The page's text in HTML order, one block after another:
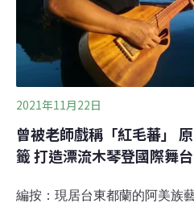
遭法院拍賣，這樣目的不明確
實為虛耗國家資源，請營建署
案，地球公民基金會發出以下六
2021年11月22日
曾被老師戲稱「紅毛蕃」
籤 打造漂流木琴登國際舞台
編按：現居台東都蘭的阿美族